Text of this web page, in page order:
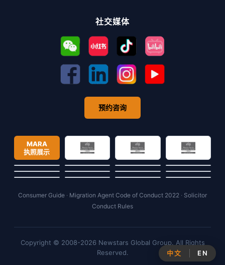
社交媒体
预约咨询
MARA
执照展示
Consumer Guide · Migration Agent Code of Conduct 2022 · Solicitor
Conduct Rules
Copyright © 2008-2026 Newstars Global Group. All Rights
Reserved.
中文 EN